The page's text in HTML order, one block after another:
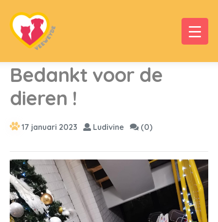
Bedankt voor de
dieren !
17 januari 2023 Ludivine (0)